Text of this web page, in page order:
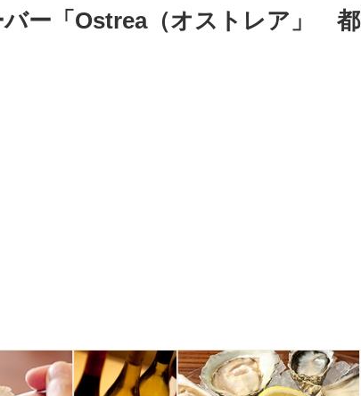
バー「Ostrea（オストレア」 都